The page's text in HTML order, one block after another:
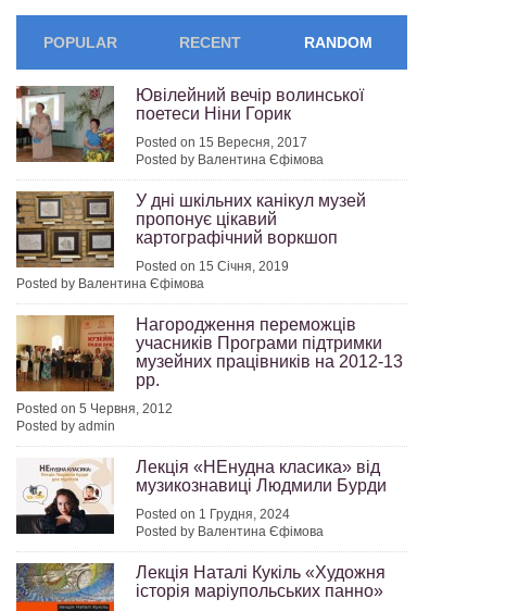
POPULAR RECENT RANDOM
Ювілейний вечір волинської
поетеси Ніни Горик
Posted on 15 Вересня, 2017
Posted by Валентина Єфімова
У дні шкільних канікул музей
пропонує цікавий
картографічний воркшоп
Posted on 15 Січня, 2019
Posted by Валентина Єфімова
Нагородження переможців
учасників Програми підтримки
музейних працівників на 2012-13
рр.
Posted on 5 Червня, 2012
Posted by admin
Лекція «НЕнудна класика» від
музикознавиці Людмили Бурди
Posted on 1 Грудня, 2024
Posted by Валентина Єфімова
Лекція Наталі Кукіль «Художня
історія маріупольських панно»